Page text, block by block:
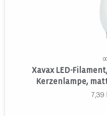
Xavax LED-
Kerzenlampe,
7,39